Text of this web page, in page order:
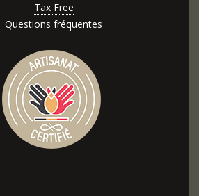
Tax Free
Questions fréquentes